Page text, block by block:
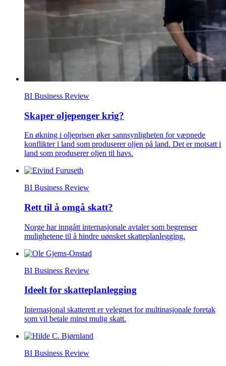
BI Business Review
Skaper oljepenger krig?
En økning i oljeprisen øker sannsynligheten for væpnede
konflikter i land som produserer oljen på land. Det er motsatt i
land som produserer oljen til havs.
BI Business Review
Rett til å omgå skatt?
Norge har inngått internasjonale avtaler som begrenser
mulighetene til å hindre uønsket skatteplanlegging.
BI Business Review
Ideelt for skatteplanlegging
Internasjonal skatterett er velegnet for multinasjonale foretak
som vil betale minst mulig skatt.
BI Business Review